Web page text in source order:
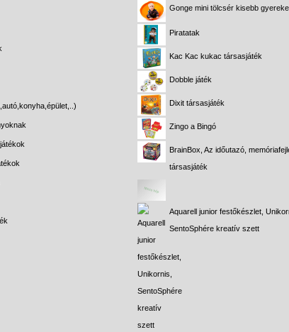
Gonge mini tölcsér kisebb
Piratatak
Kac Kac kukac társasjáték
Dobble játék
Dixit társasjáték
Zingo a Bingó
BrainBox, Az időutazó,
társasjáték
Aquarell junior festőkészlet,
SentoSphére kreatív szett